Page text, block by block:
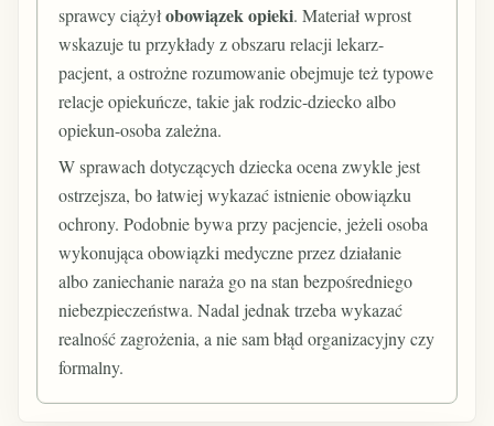
sprawcy ciążyłobowiązek opieki. Materiał wprost
wskazuje tu przykłady z obszaru relacji lekarz-
pacjent, a ostrożne rozumowanie obejmuje też typowe
relacje opiekuńcze, takie jak rodzic-dziecko albo
opiekun-osoba zależna.
W sprawach dotyczących dziecka ocena zwykle jest
ostrzejsza, bo łatwiej wykazać istnienie obowiązku
ochrony. Podobnie bywa przy pacjencie, jeżeli osoba
wykonująca obowiązki medyczne przez działanie
albo zaniechanie naraża go na stan bezpośredniego
niebezpieczeństwa. Nadal jednak trzeba wykazać
realność zagrożenia, a nie sam błąd organizacyjny czy
formalny.